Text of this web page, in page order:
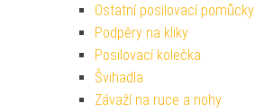
Ostatní posilovací pomůcky
Podpěry na kliky
Posilovací kolečka
Švihadla
Závaží na ruce a nohy